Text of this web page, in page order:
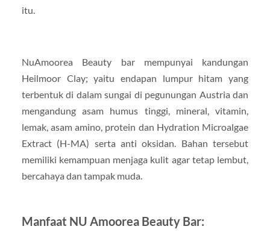
itu.
NuAmoorea Beauty bar mempunyai kandungan
Heilmoor Clay; yaitu endapan lumpur hitam yang
terbentuk di dalam sungai di pegunungan Austria dan
mengandung asam humus tinggi, mineral, vitamin,
lemak, asam amino, protein dan Hydration Microalgae
Extract (H-MA) serta anti oksidan. Bahan tersebut
memiliki kemampuan menjaga kulit agar tetap lembut,
bercahaya dan tampak muda.
Manfaat NU Amoorea Beauty Bar: